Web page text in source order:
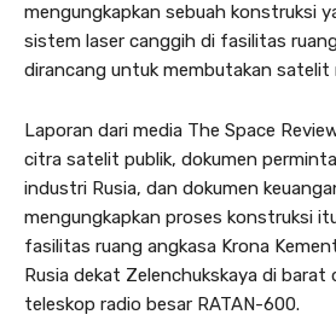
mengungkapkan sebuah konstruksi
sistem laser canggih di fasilitas
dirancang untuk membutakan satelit
Laporan dari media The Space
citra satelit publik, dokumen
industri Rusia, dan dokumen
mengungkapkan proses konstruksi
fasilitas ruang angkasa Krona
Rusia dekat Zelenchukskaya di barat
teleskop radio besar RATAN-600.